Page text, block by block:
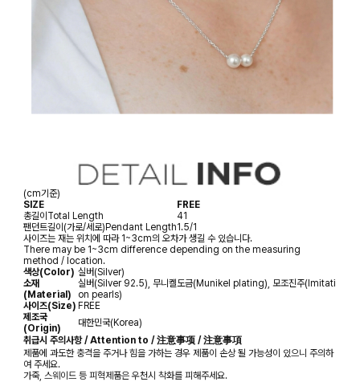
(cm기준)
SIZE
FREE
총길이 Total Length
41
팬던트길이(가로/세로) Pendant Length1.5/1
사이즈는 재는 위치에 따라 1~3cm의 오차가 생길 수 있습니다.
There may be 1~3cm difference depending on the measuring
method / location.
색상(Color) 실버(Silver)
소재
(Material)
실버(Silver 92.5), 무니켈도금(Munikel plating), 모조진주(Imitati
on pearls)
사이즈(Size) FREE
제조국
(Origin)
대한민국(Korea)
취급시 주의사항 / Attention to / 注意事项 / 注意事項
제품에 과도한 충격을 주거나 힘을 가하는 경우 제품이 손상 될 가능성이 있으니 주의하
여 주세요.
가죽, 스웨이드 등 피혁제품은 우천시 착화를 피해주세요.